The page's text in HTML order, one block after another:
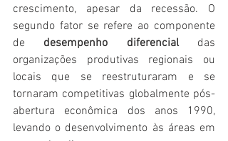
crescimento, apesar da recessão. O
segundo fator se refere ao componente
de desempenho diferencial das
organizações produtivas regionais ou
locais que se reestruturaram e se
tornaram competitivas globalmente pós-
abertura econômica dos anos 1990,
levando o desenvolvimento às áreas em